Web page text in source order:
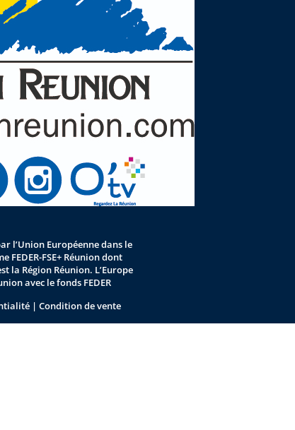
l’Union Européenne dans le
FEDER-FSE+ Réunion dont
la Région Réunion. L’Europe
avec le fonds FEDER
|Condition de vente